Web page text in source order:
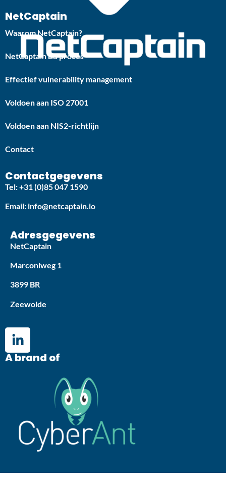
NetCaptain
Waarom NetCaptain?
NetCaptain als proces
Effectief vulnerability management
Voldoen aan ISO 27001
Voldoen aan NIS2-richtlijn
Contact
Contactgegevens
Tel: +31 (0)85 047 1590
Email: info@netcaptain.io
Adresgegevens
NetCaptain
Marconiweg 1
3899 BR
Zeewolde
A brand of